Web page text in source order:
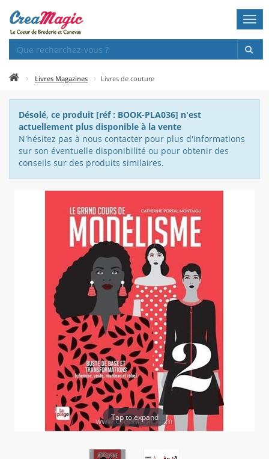
Livres Magazines Livres de couture
Désolé, ce produit [réf : BOOK-PLA036] n'est
actuellement plus disponible à la vente
N'hésitez pas à nous contacter pour plus d'informations
sur son éventuelle disponibilité ou pour obtenir des
conseils sur des produits similaires.
Tap to expand